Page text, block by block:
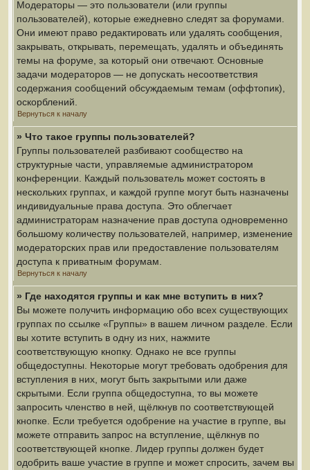
Модераторы — это пользователи (или группы
пользователей), которые ежедневно следят за форумами.
Они имеют право редактировать или удалять сообщения,
закрывать, открывать, перемещать, удалять и объединять
темы на форуме, за который они отвечают. Основные
задачи модераторов — не допускать несоответствия
содержания сообщений обсуждаемым темам (оффтопик),
оскорблений.
Вернуться к началу
» Что такое группы пользователей?
Группы пользователей разбивают сообщество на
структурные части, управляемые администратором
конференции. Каждый пользователь может состоять в
нескольких группах, и каждой группе могут быть назначены
индивидуальные права доступа. Это облегчает
администраторам назначение прав доступа одновременно
большому количеству пользователей, например, изменение
модераторских прав или предоставление пользователям
доступа к приватным форумам.
Вернуться к началу
» Где находятся группы и как мне вступить в них?
Вы можете получить информацию обо всех существующих
группах по ссылке «Группы» в вашем личном разделе. Если
вы хотите вступить в одну из них, нажмите
соответствующую кнопку. Однако не все группы
общедоступны. Некоторые могут требовать одобрения для
вступления в них, могут быть закрытыми или даже
скрытыми. Если группа общедоступна, то вы можете
запросить членство в ней, щёлкнув по соответствующей
кнопке. Если требуется одобрение на участие в группе, вы
можете отправить запрос на вступление, щёлкнув по
соответствующей кнопке. Лидер группы должен будет
одобрить ваше участие в группе и может спросить, зачем вы